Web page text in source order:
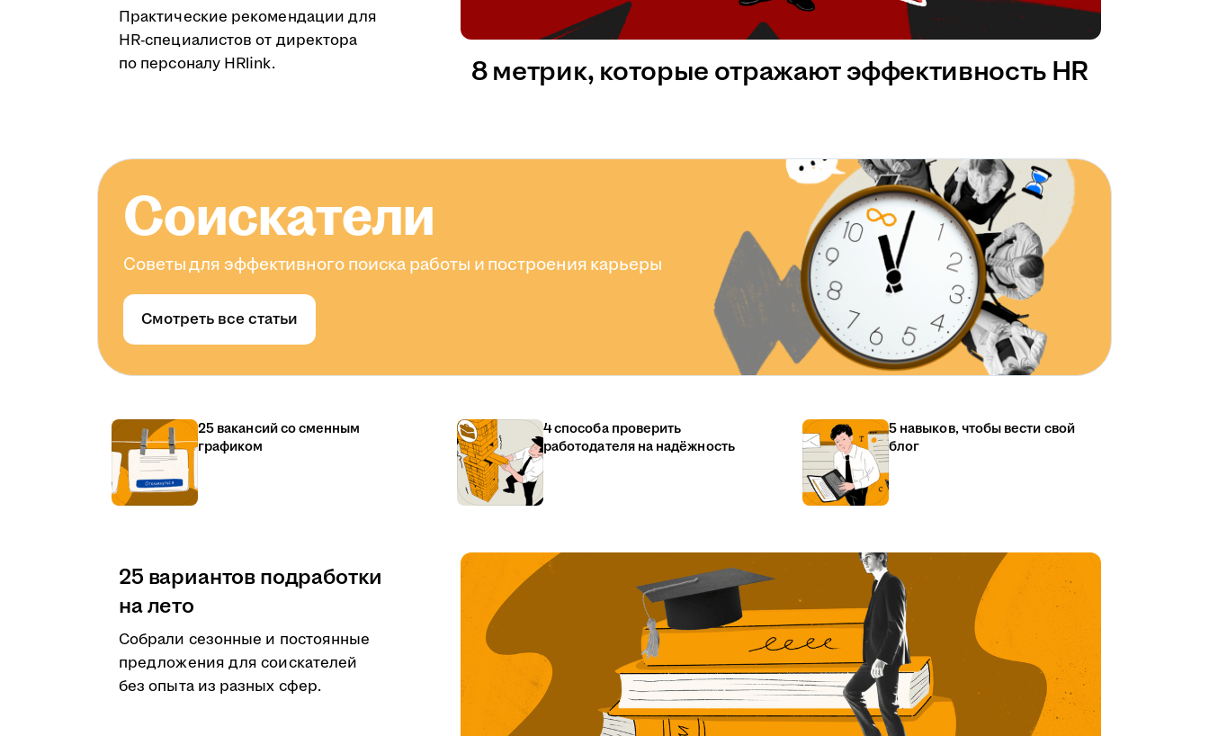
Практические рекомендации для
HR-специалистов от директора
по персоналу HRlink.
8 метрик, которые отражают эффективность HR
Соискатели
Советы для эффективного поиска работы и построения карьеры
Смотреть все статьи
25 вакансий со сменным
графиком
4 способа проверить
работодателя на надёжность
5 навыков, чтобы вести свой
блог
25 вариантов подработки
на лето
Собрали сезонные и постоянные
предложения для соискателей
без опыта из разных сфер.